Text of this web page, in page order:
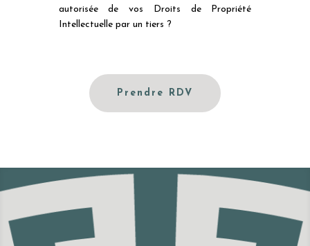
autorisée de vos Droits de Propriété
Intellectuelle par un tiers ?
Prendre RDV